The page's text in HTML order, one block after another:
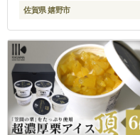
佐賀県 嬉野市